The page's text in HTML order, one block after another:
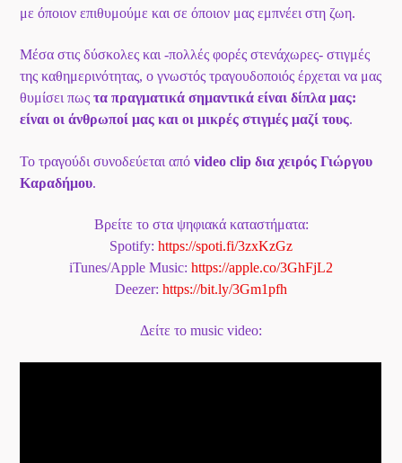
με όποιον επιθυμούμε και σε όποιον μας εμπνέει στη ζωη.
Μέσα στις δύσκολες και -πολλές φορές στενάχωρες- στιγμές
της καθημερινότητας, ο γνωστός τραγουδοποιός έρχεται να μας
θυμίσει πωςτα πραγματικά σημαντικά είναι δίπλα μας:
είναι οι άνθρωποί μας και οι μικρές στιγμές μαζί τους.
Το τραγούδι συνοδεύεται απόvideo clip δια χειρός Γιώργου
Καραδήμου.
Βρείτε το στα ψηφιακά καταστήματα:
Spotify: https://spoti.fi/3zxKzGz
iTunes/Apple Music: https://apple.co/3GhFjL2
Deezer: https://bit.ly/3Gm1pfh
Δείτε το music video: